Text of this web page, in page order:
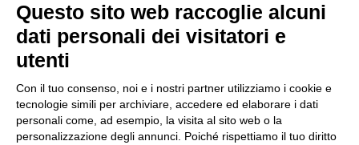
Questo sito web raccoglie alcuni
dati personali dei visitatori e
utenti
Con il tuo consenso, noi e i nostri partner utilizziamo i cookie e
tecnologie simili per archiviare, accedere ed elaborare i dati
personali come, ad esempio, la visita al sito web o la
personalizzazione degli annunci. Poiché rispettiamo il tuo diritto